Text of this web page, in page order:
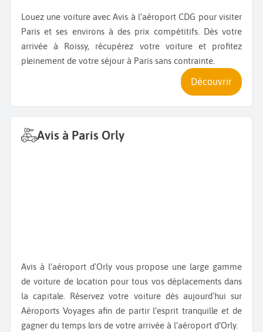
Louez une voiture avec Avis à l’aéroport CDG pour visiter
Paris et ses environs à des prix compétitifs. Dès votre
arrivée à Roissy, récupérez votre voiture et profitez
pleinement de votre séjour à Paris sans contrainte.
Découvrir
Avis à Paris Orly
Avis à l’aéroport d'Orly vous propose une large gamme
de voiture de location pour tous vos déplacements dans
la capitale. Réservez votre voiture dès aujourd'hui sur
Aéroports Voyages afin de partir l’esprit tranquille et de
gagner du temps lors de votre arrivée à l’aéroport d’Orly.